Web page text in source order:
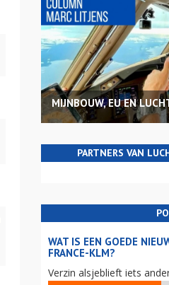
MIJNBOUW, EU EN
PARTNERS VAN
WAT IS EEN GOEDE
FRANCE-KLM?
Verzin alsjeblieft iets